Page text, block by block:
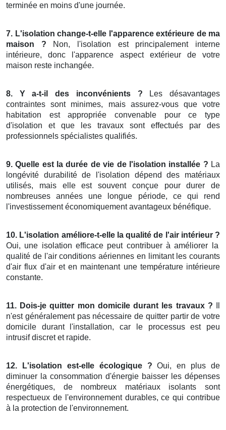
terminée en moins d'une journée.
7. L'isolation change-t-elle l'apparence extérieure de ma
maison ? Non, l'isolation est principalement interne
intérieure, donc l'apparence aspect extérieur de votre
maison reste inchangée.
8. Y a-t-il des inconvénients ? Les désavantages
contraintes sont minimes, mais assurez-vous que votre
habitation est appropriée convenable pour ce type
d'isolation et que les travaux sont effectués par des
professionnels spécialistes qualifiés.
9. Quelle est la durée de vie de l'isolation installée ? La
longévité durabilité de l'isolation dépend des matériaux
utilisés, mais elle est souvent conçue pour durer de
nombreuses années une longue période, ce qui rend
l'investissement économiquement avantageux bénéfique.
10. L'isolation améliore-t-elle la qualité de l'air intérieur ?
Oui, une isolation efficace peut contribuer à améliorer la
qualité de l'air conditions aériennes en limitant les courants
d'air flux d'air et en maintenant une température intérieure
constante.
11. Dois-je quitter mon domicile durant les travaux ?
n'est généralement pas nécessaire de quitter partir de votre
domicile durant l'installation, car le processus est peu
intrusif discret et rapide.
12. L'isolation est-elle écologique ? Oui, en plus de
diminuer la consommation d'énergie baisser les dépenses
énergétiques, de nombreux matériaux isolants sont
respectueux de l'environnement durables, ce qui contribue
à la protection de l'environnement.